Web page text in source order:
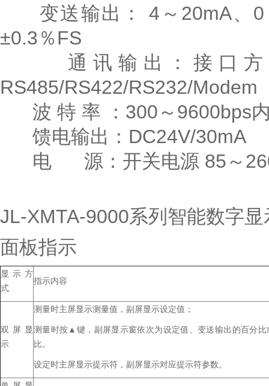
变送输出： 4～20mA、0
±0.3％FS
通讯输出：接口方
RS485/RS422/RS232/Modem
波 特 率 ：300～9600bps
馈电输出：DC24V/30mA
电 源：开关电源 85～
JL-XMTA-9000系列智能数字
面板指示
显示方
式
指示内容
双屏显
示
测量时主屏显示测量值，副屏显示设定值；
测量时按▲键，副屏显示窗依次为设定值、变送输出的百分比
比。
设定时主屏显示提示符，副屏显示对应提示符参数。